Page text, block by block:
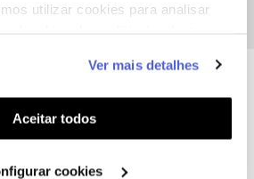
utilizar cookies para analisar
de personalização e
anúncios aos seus interesses
personalizada). Pode gerir a
clicando em "Configurar
Ver mais detalhes
Aceitar todos
cookies
que COMBINA